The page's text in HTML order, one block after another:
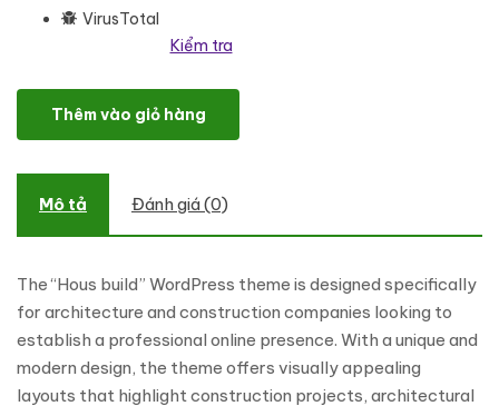
VirusTotal
Kiểm tra
Hous build - Architecture And Construction Company
Thêm vào giỏ hàng
Mô tả Đánh giá (0)
The “Hous build” WordPress theme is designed specifically
for architecture and construction companies looking to
establish a professional online presence. With a unique and
modern design, the theme offers visually appealing
layouts that highlight construction projects, architectural